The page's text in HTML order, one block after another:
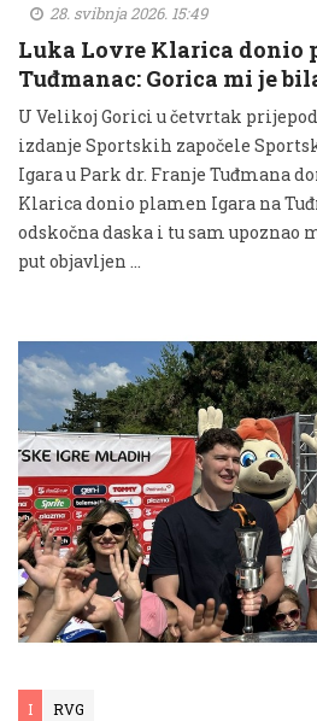
28. svibnja 2026. 15:49
Luka Lovre Klarica donio
Tuđmanac: Gorica mi je
U Velikoj Gorici u četvrtak
izdanje Sportskih započele
Igara u Park dr. Franje Tuđmana
Klarica donio plamen Igara na
odskočna daska i tu sam upoznao
put objavljen …
I RVG